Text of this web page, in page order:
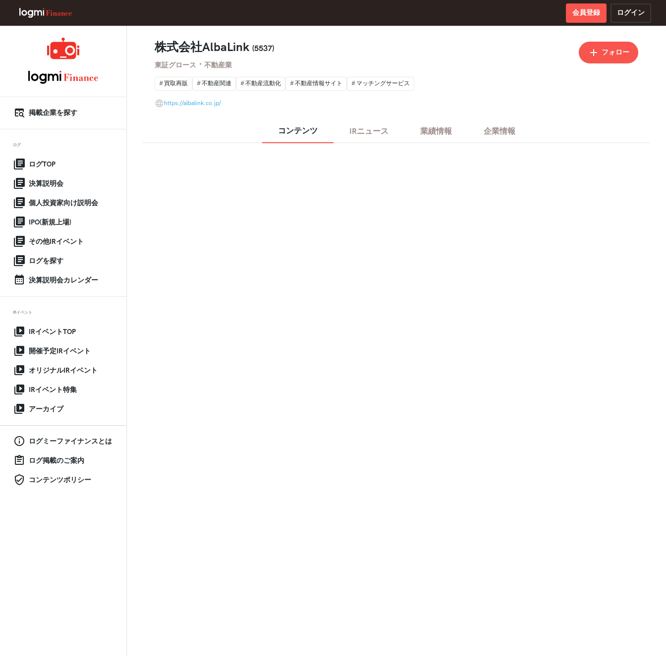
会員登録 ログイン
掲載企業を探す
ログ
ログTOP
決算説明会
個人投資家向け説明会
IPO(新規上場)
その他IRイベント
ログを探す
決算説明会カレンダー
IRイベント
IRイベントTOP
開催予定IRイベント
オリジナルIRイベント
IRイベント特集
アーカイブ
ログミーファイナンスとは
ログ掲載のご案内
コンテンツポリシー
株式会社AlbaLink (5537)
東証グロース ・ 不動産業
フォロー
買取再販 不動産関連 不動産流動化 不動産情報サイト マッチングサービス
https://albalink.co.jp/
コンテンツ IRニュース 業績情報 企業情報